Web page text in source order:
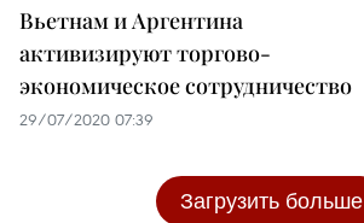
Вьетнам и Аргентина
активизируют торгово-
экономическое сотрудничество
29/07/2020 07:39
Загрузить больше